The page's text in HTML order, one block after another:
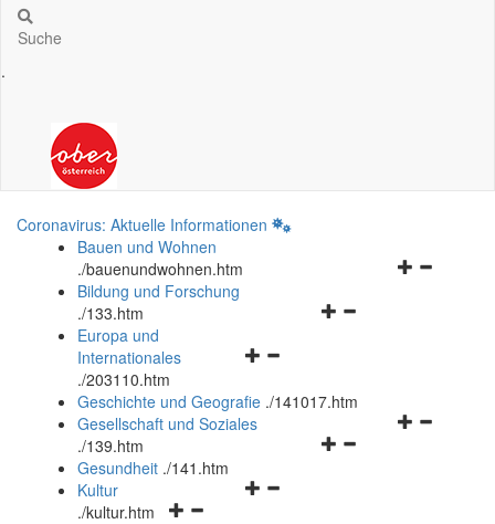
Suche
.
Coronavirus: Aktuelle Informationen
Bauen und Wohnen
./bauenundwohnen.htm
Navigationsmenü
Bildung und Forschung
./133.htm
Navigationsmenü
und
schließen
Europa und
Internationales
./203110.htm
Geschichte und Geografie ./141017.htm
Navigationsmenü
Gesellschaft und Soziales
./139.htm
Navigationsmenü
Gesundheit ./141.htm
Navigationsmenü
Kultur
./kultur.htm